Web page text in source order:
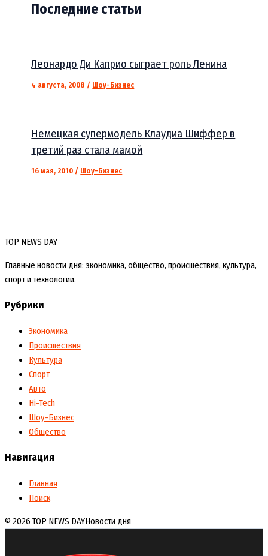
Последние статьи
Леонардо Ди Каприо сыграет роль Ленина
4 августа, 2008 / Шоу-Бизнес
Немецкая супермодель Клаудиа Шиффер в
третий раз стала мамой
16 мая, 2010 / Шоу-Бизнес
TOP NEWS DAY
Главные новости дня: экономика, общество, происшествия, культура,
спорт и технологии.
Рубрики
Экономика
Происшествия
Культура
Спорт
Авто
Hi-Tech
Шоу-Бизнес
Общество
Навигация
Главная
Поиск
© 2026 TOP NEWS DAYНовости дня